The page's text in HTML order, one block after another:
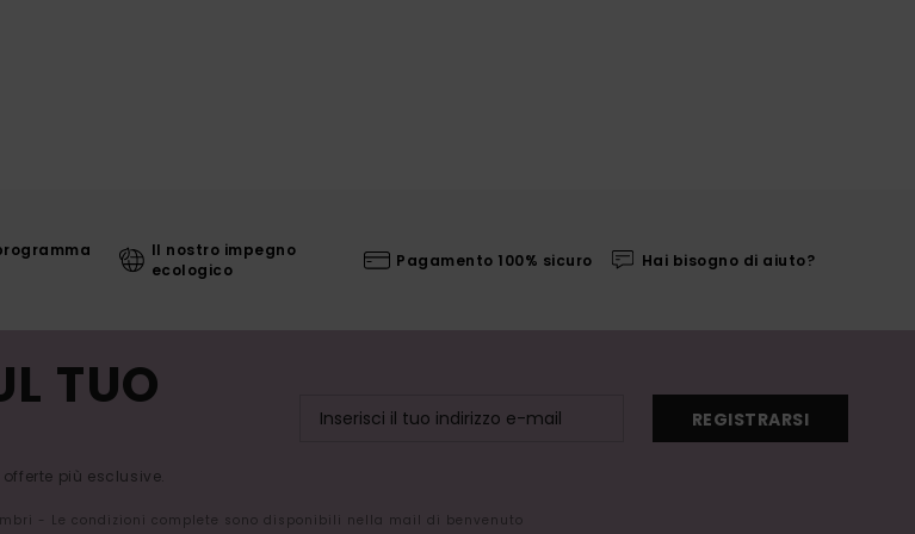
Il nostro impegno
ecologico
Pagamento 100% sicuro Hai bisogno di aiuto?
TUO
più esclusive.
REGISTRARSI
- Le condizioni complete sono disponibili nella mail di benvenuto